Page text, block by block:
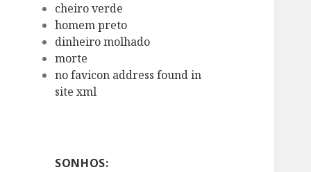
cheiro verde
homem preto
dinheiro molhado
morte
no favicon address found in
site xml
SONHOS: